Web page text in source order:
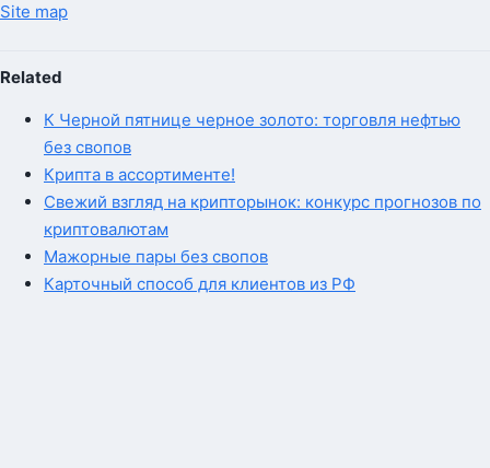
Site map
Related
К Черной пятнице черное золото: торговля нефтью
без свопов
Крипта в ассортименте!
Свежий взгляд на крипторынок: конкурс прогнозов по
криптовалютам
Мажорные пары без свопов
Карточный способ для клиентов из РФ